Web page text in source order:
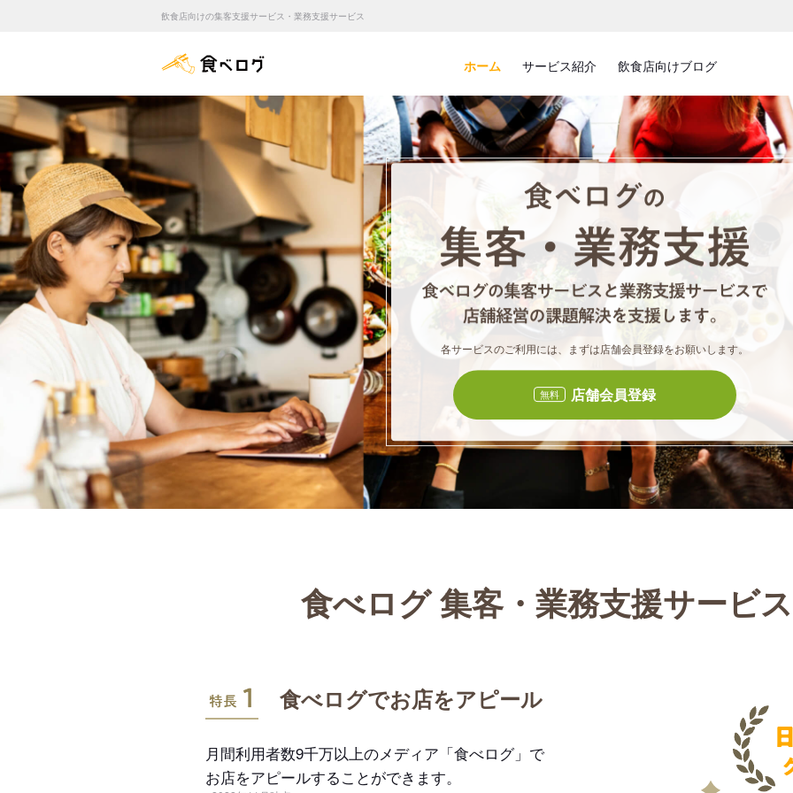
飲食店向けの集客支援サービス・業務支援サービス
ホーム サービス紹介 飲食店向けブログ
食べロ
各サービスのご利用には、まずは店舗会員登録をお願いします。
無料 店舗会員登録
食べログ 集客・業務支援サービ
特長1
食べログでお店をアピール
月間利用者数9千万以上のメディア「食べログ」で
お店をアピールすることができます。